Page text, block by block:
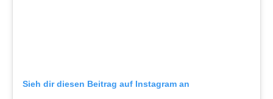
Sieh dir diesen Beitrag auf Instagram an